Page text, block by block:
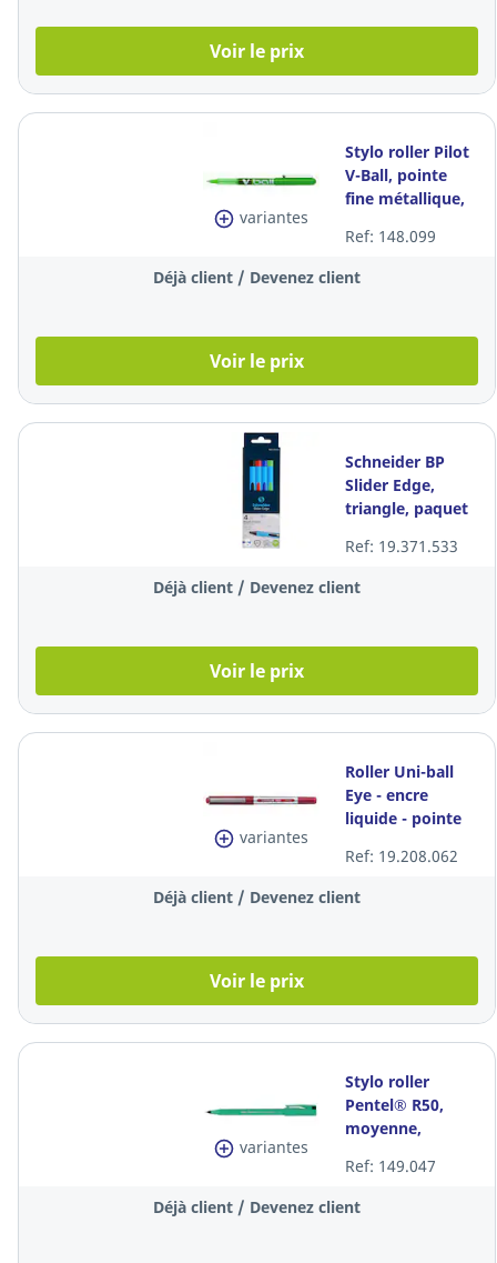
Voir le prix
variantes
Stylo roller Pilot
V-Ball, pointe
fine métallique,
verte, la pièce
Ref: 148.099
Déjà client / Devenez client
Voir le prix
Schneider BP
Slider Edge,
triangle, paquet
Ref: 19.371.533
Déjà client / Devenez client
Voir le prix
variantes
Roller Uni-ball
Eye - encre
liquide - pointe
Ref: 19.208.062
Déjà client / Devenez client
Voir le prix
variantes
Stylo roller
Pentel® R50,
moyenne,
noire liquide, la
pièce
Ref: 149.047
Déjà client / Devenez client